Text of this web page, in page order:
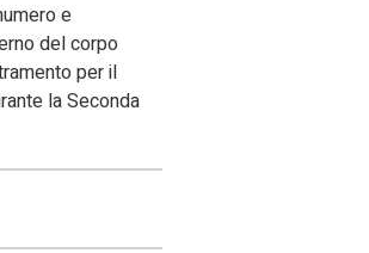
e
del corpo
per il
la Seconda